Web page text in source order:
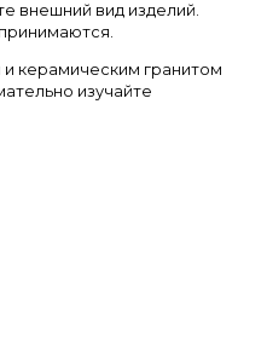
внешний вид изделий.
керамическим гранитом
изучайте